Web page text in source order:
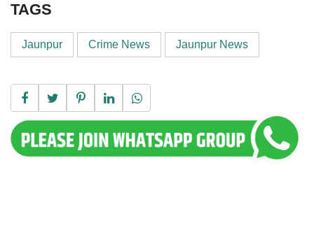
TAGS
Jaunpur Crime News Jaunpur News